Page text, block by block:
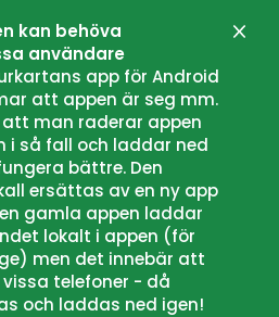
kan behöva
användare
app för Android
att appen är seg mm.
man raderar appen
i så fall och laddar ned
bättre. Den
ersättas av en ny app
gamla appen laddar
lokalt i appen (för
men det innebär att
telefoner - då
och laddas ned igen!